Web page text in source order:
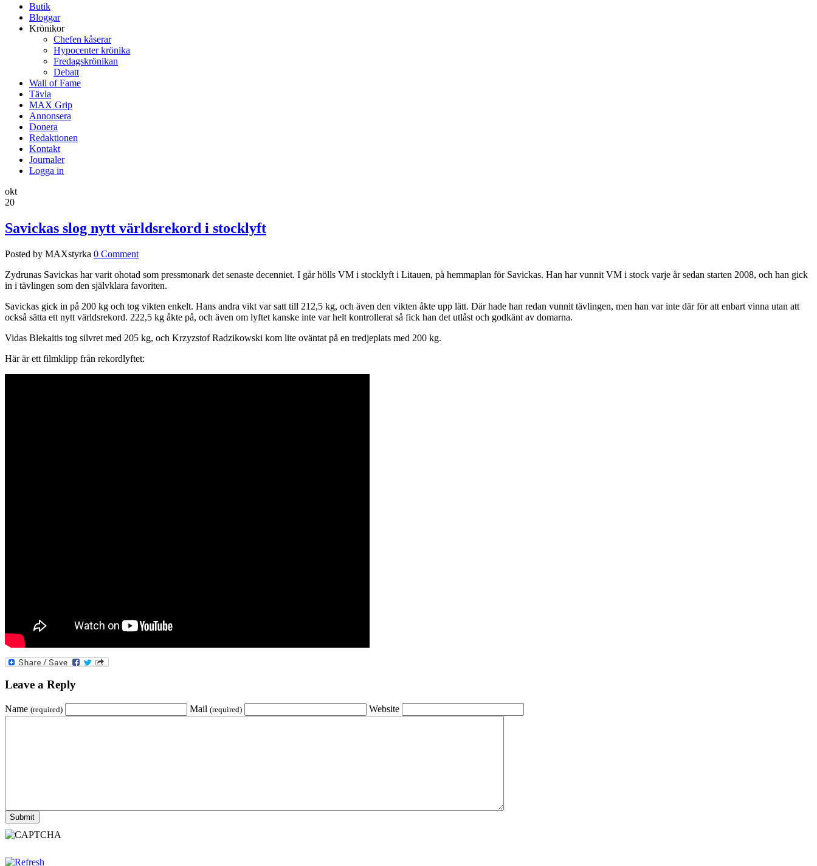
Butik
Bloggar
Krönikor
Chefen kåserar
Hypocenter krönika
Fredagskrönikan
Debatt
Wall of Fame
Tävla
MAX Grip
Annonsera
Donera
Redaktionen
Kontakt
Journaler
Logga in
okt
20
Savickas slog nytt världsrekord i stocklyft
Posted by MAXstyrka 0 Comment
Zydrunas Savickas har varit ohotad som pressmonark det senaste decenniet. I går hölls VM i stocklyft i Litauen, på hemmaplan för Savickas. Han har vunnit VM i stock varje år sedan starten 2008, och han gick
in i tävlingen som den självklara favoriten.
Savickas gick in på 200 kg och tog vikten enkelt. Hans andra vikt var satt till 212,5 kg, och även den vikten åkte upp lätt. Där hade han redan vunnit tävlingen, men han var inte där för att enbart vinna utan att
också sätta ett nytt världsrekord. 222,5 kg åkte på, och även om lyftet kanske inte var helt kontrollerat så fick han det utlåst och godkänt av domarna.
Vidas Blekaitis tog silvret med 205 kg, och Krzyzstof Radzikowski kom lite oväntat på en tredjeplats med 200 kg.
Här är ett filmklipp från rekordlyftet:
Leave a Reply
Name (required) Mail (required) Website